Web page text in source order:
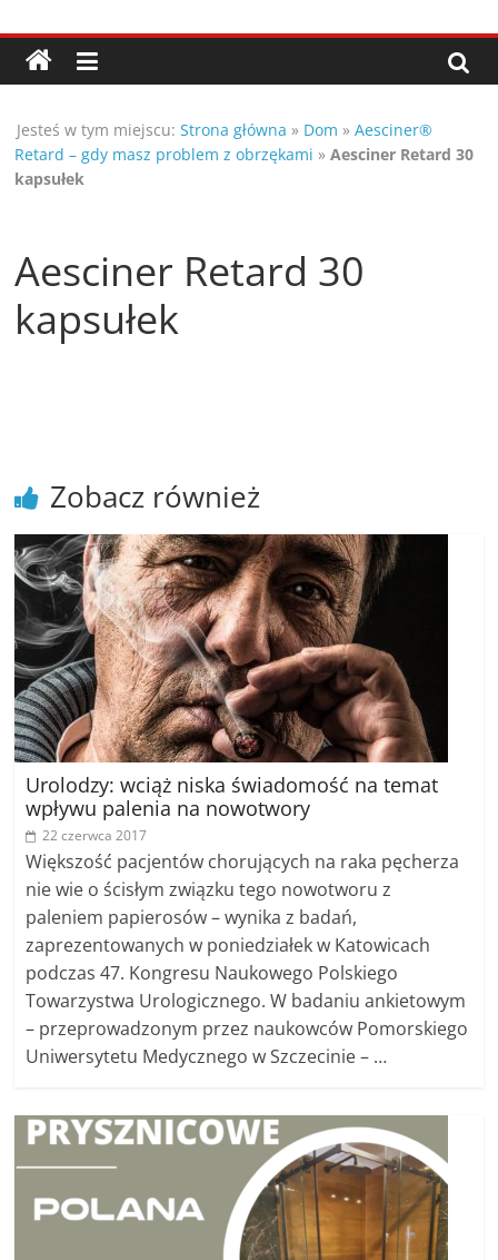
do
treści
Porady,
wskazówki
oraz
rady
–
te
poradniki.
Porady
–
praktyczne
porady
i
wskazówki
–
poradniki
na
każdy
temat
Jesteś w tym miejscu: Strona główna » Dom »Aesciner®
Retard – gdy masz problem z obrzękami »Aesciner Retard 30
kapsułek
Aesciner Retard 30
kapsułek
Zobacz również
Urolodzy: wciąż niska świadomość na temat
wpływu palenia na nowotwory
22 czerwca 2017
Większość pacjentów chorujących na raka pęcherza
nie wie o ścisłym związku tego nowotworu z
paleniem papierosów – wynika z badań,
zaprezentowanych w poniedziałek w Katowicach
podczas 47. Kongresu Naukowego Polskiego
Towarzystwa Urologicznego. W badaniu ankietowym
– przeprowadzonym przez naukowców Pomorskiego
Uniwersytetu Medycznego w Szczecinie – …